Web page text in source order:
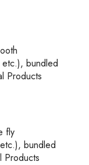
bundled
Products
fly
bundled
Products